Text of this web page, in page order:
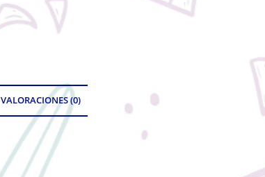
VALORACIONES (0)